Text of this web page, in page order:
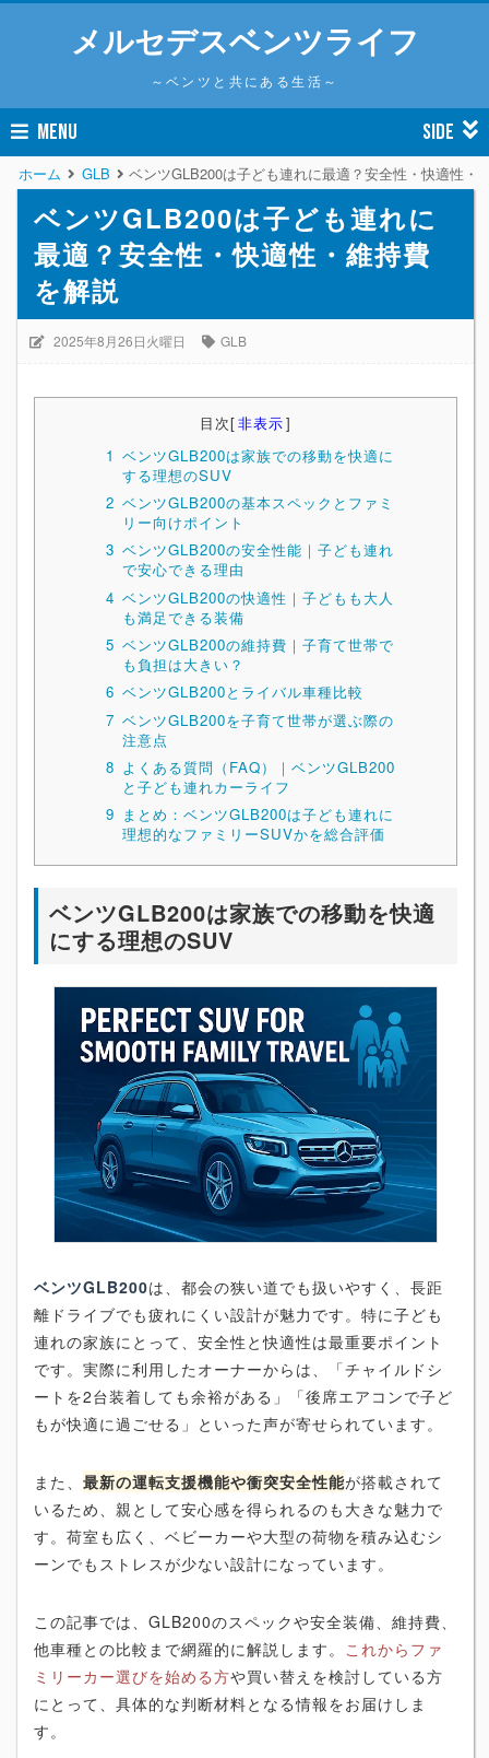
メルセデスベンツライフ
～ベンツと共にある生活～
MENU SIDE
ホーム GLB ベンツGLB200は子ども連れに最適？安全性・快適性・
ベンツGLB200は子ども連れに
最適？安全性・快適性・維持費
を解説
2025年8月26日火曜日 GLB
目次[非表示]
1 ベンツGLB200は家族での移動を快適に
する理想のSUV
2 ベンツGLB200の基本スペックとファミ
リー向けポイント
3 ベンツGLB200の安全性能｜子ども連れ
で安心できる理由
4 ベンツGLB200の快適性｜子どもも大人
も満足できる装備
5 ベンツGLB200の維持費｜子育て世帯で
も負担は大きい？
6 ベンツGLB200とライバル車種比較
7 ベンツGLB200を子育て世帯が選ぶ際の
注意点
8 よくある質問（FAQ）｜ベンツGLB200
と子ども連れカーライフ
9 まとめ：ベンツGLB200は子ども連れに
理想的なファミリーSUVかを総合評価
ベンツGLB200は家族での移動を快適
にする理想のSUV
ベンツGLB200は、都会の狭い道でも扱いやすく、長距
離ドライブでも疲れにくい設計が魅力です。特に子ども
連れの家族にとって、安全性と快適性は最重要ポイント
です。実際に利用したオーナーからは、「チャイルドシ
ートを2台装着しても余裕がある」「後席エアコンで子ど
もが快適に過ごせる」といった声が寄せられています。
また、 最新の運転支援機能や衝突安全性能が搭載されて
いるため、親として安心感を得られるのも大きな魅力で
す。荷室も広く、ベビーカーや大型の荷物を積み込むシ
ーンでもストレスが少ない設計になっています。
この記事では、GLB200のスペックや安全装備、維持費、
他車種との比較まで網羅的に解説します。 これからファ
ミリーカー選びを始める方や買い替えを検討している方
にとって、具体的な判断材料となる情報をお届けしま
す。